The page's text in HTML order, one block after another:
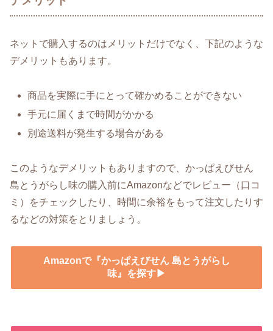
ネットで購入するのはメリットだけでなく、下記のような
デメリットもあります。
商品を実際に手にとって確かめることができない
手元に届くまで時間がかかる
別途送料が発生する場合がある
このようなデメリットもありますので、かっぱえびせん
島とうがらし味の購入前にAmazonなどでレビュー（口コ
ミ）をチェックしたり、時間に余裕をもって注文したりす
るなどの対策をとりましょう。
Amazonで『かっぱえびせん 島とうがらし
味』を探す▶